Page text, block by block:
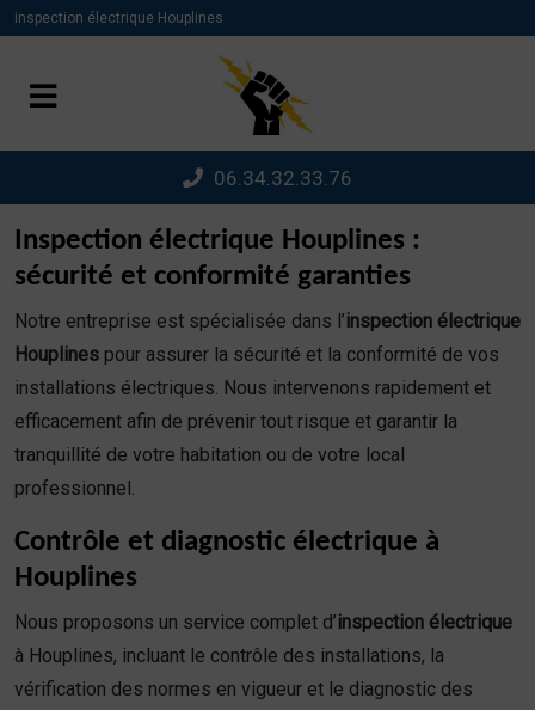
inspection électrique Houplines
06.34.32.33.76
Inspection électrique Houplines :
sécurité et conformité garanties
Notre entreprise est spécialisée dans l’inspection électrique
Houplines pour assurer la sécurité et la conformité de vos
installations électriques. Nous intervenons rapidement et
efficacement afin de prévenir tout risque et garantir la
tranquillité de votre habitation ou de votre local
professionnel.
Contrôle et diagnostic électrique à
Houplines
Nous proposons un service complet d’inspection électrique
à Houplines, incluant le contrôle des installations, la
vérification des normes en vigueur et le diagnostic des
Panneau de gestion des cookies